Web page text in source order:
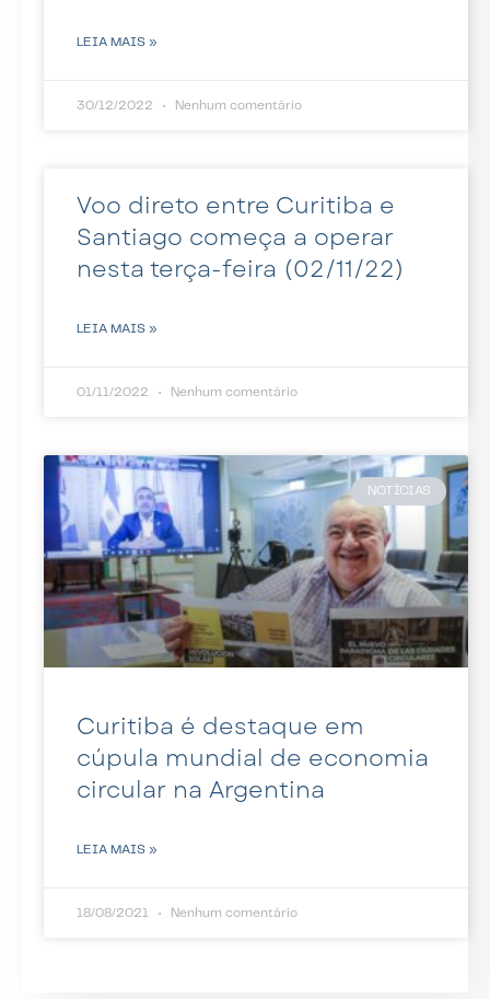
LEIA MAIS »
30/12/2022 Nenhum comentário
Voo direto entre Curitiba e
Santiago começa a operar
nesta terça-feira (02/11/22)
LEIA MAIS »
01/11/2022 Nenhum comentário
NOTÍCIAS
Curitiba é destaque em
cúpula mundial de economia
circular na Argentina
LEIA MAIS »
18/08/2021 Nenhum comentário